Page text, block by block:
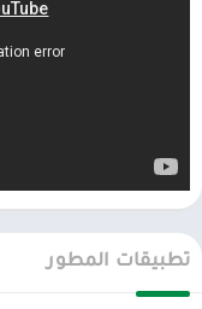
تطبيقات المطور